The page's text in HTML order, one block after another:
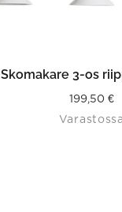
LISÄÄ
Skomakare 3-os
199,50 €
Varastossa